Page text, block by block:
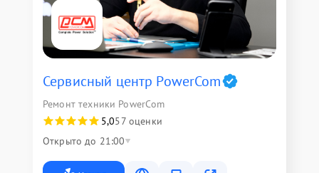
Сервисный центр PowerCom
Ремонт техники PowerCom
5,057 оценки
Открыто до 21:00